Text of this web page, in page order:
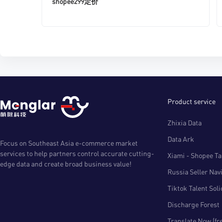
Focus on Southeast Asia e-commerce market
services to help partners control accurate cutting-
edge data and create broad business value!
Product service
Zhixia Data
Data Ark
Xiami - Shopee
Russia Seller
Tiktok Talent
Discharge Forest